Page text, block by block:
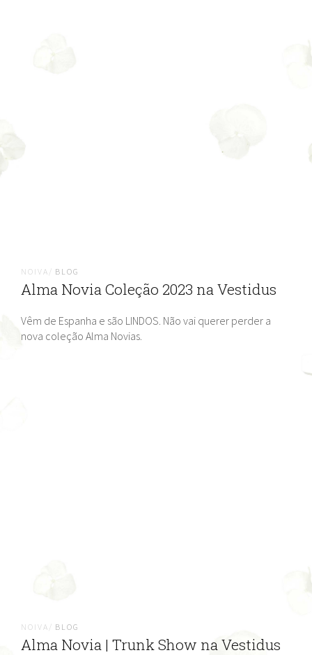
NOIVA/ BLOG
Alma Novia Coleção 2023 na Vestidus
Vêm de Espanha e são LINDOS. Não vai querer perder a
nova coleção Alma Novias.
NOIVA/ BLOG
Alma Novia | Trunk Show na Vestidus